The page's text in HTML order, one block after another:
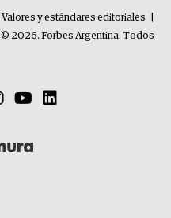
Valores y estándares editoriales
© 2026. Forbes Argentina. Todos